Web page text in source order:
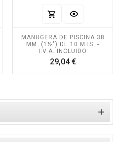
MANUGERA DE PISCINA 38
MM. (1½") DE 10 MTS. -
I.V.A. INCLUIDO
29,04 €Precio
